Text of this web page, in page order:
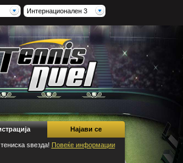
Интернационален 3
Најави се
ѕвезда! Повеќе информации